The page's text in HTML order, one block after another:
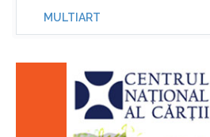
MULTIART